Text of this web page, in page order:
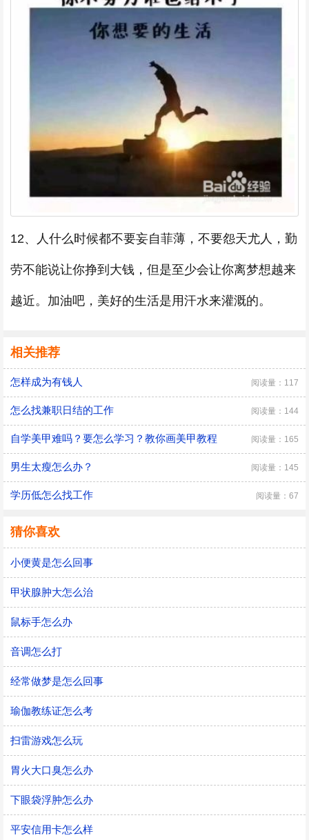
12、人什么时候都不要妄自菲薄，不要怨天尤人，勤
劳不能说让你挣到大钱，但是至少会让你离梦想越来
越近。加油吧，美好的生活是用汗水来灌溉的。
相关推荐
怎样成为有钱人 阅读量：117
怎么找兼职日结的工作 阅读量：144
自学美甲难吗？要怎么学习？教你画美甲教程 阅读量：165
男生太瘦怎么办？ 阅读量：145
学历低怎么找工作 阅读量：67
猜你喜欢
小便黄是怎么回事
甲状腺肿大怎么治
鼠标手怎么办
音调怎么打
经常做梦是怎么回事
瑜伽教练证怎么考
扫雷游戏怎么玩
胃火大口臭怎么办
下眼袋浮肿怎么办
平安信用卡怎么样